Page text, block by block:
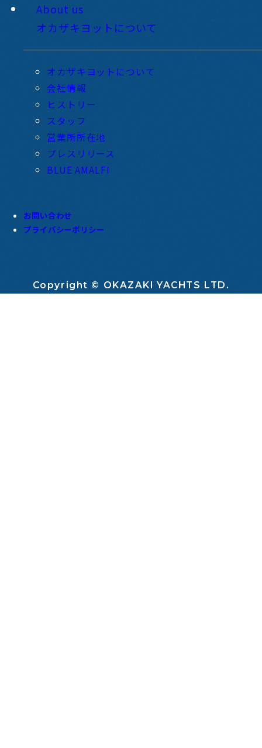
About us
オカザキヨットについて
オカザキヨットについて
会社情報
ヒストリー
スタッフ
営業所所在地
プレスリリース
BLUE AMALFI
お問い合わせ
プライバシーポリシー
Copyright © OKAZAKI YACHTS LTD.